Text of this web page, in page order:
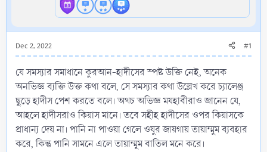
Dec 2, 2022 #1
যে সমস্যার সমাধানে কুরআন-হাদীসের স্পষ্ট উক্তি নেই, অনেক
অনভিজ্ঞ ব্যক্তি উক্ত কথা বলে, সে সমস্যার কথা উল্লেখ করে চ্যালেঞ্জ
ছুড়ে হাদীস পেশ করতে বলে। অথচ অভিজ্ঞ মযহাবীরাও জানেন যে,
আহলে হাদীসরাও কিয়াস মানে। তবে সহীহ হাদীসের ওপর কিয়াসকে
প্রাধান্য দেয় না। পানি না পাওয়া গেলে ওযুর জায়গায় তায়াম্মুম ব্যবহার
করে, কিন্তু পানি সামনে এলে তায়াম্মুম বাতিল মনে করে।